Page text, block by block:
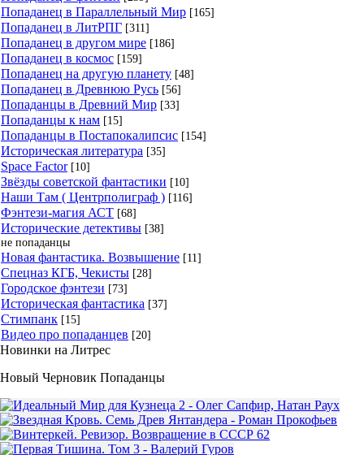
Попаданец в Параллельный Мир [165]
Попаданец в ЛитРПГ [311]
Попаданец в другом мире [186]
Попаданец в космос [159]
Попаданец на другую планету [48]
Попаданец в Древнюю Русь [56]
Попаданцы в Древний Мир [33]
Попаданцы к нам [15]
Попаданцы в Постапокалипсис [154]
Историческая литература [35]
Space Factor [10]
Звёзды советской фантастики [10]
Наши Там ( Центрполиграф ) [116]
Фэнтези-магия АСТ [68]
Исторические детективы [38]
не попаданцы
Новая фантастика. Возвышение [11]
Спецназ КГБ, Чекисты [28]
Городское фэнтези [73]
Историческая фантастика [37]
Стимпанк [15]
Видео про попаданцев [20]
Новинки на Литрес
Новый Черновик Попаданцы